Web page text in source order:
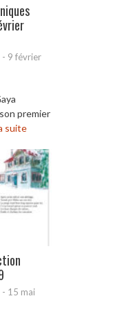
- 9 février
premier
suite
- 15 mai